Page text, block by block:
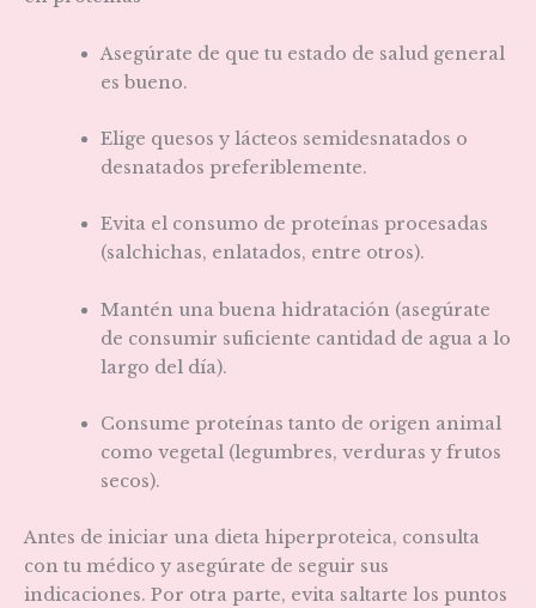
Asegúrate de que tu estado de salud general
es bueno.
Elige quesos y lácteos semidesnatados o
desnatados preferiblemente.
Evita el consumo de proteínas procesadas
(salchichas, enlatados, entre otros).
Mantén una buena hidratación (asegúrate
de consumir suficiente cantidad de agua a lo
largo del día).
Consume proteínas tanto de origen animal
como vegetal (legumbres, verduras y frutos
secos).
Antes de iniciar una dieta hiperproteica, consulta
con tu médico y asegúrate de seguir sus
indicaciones. Por otra parte, evita saltarte los puntos